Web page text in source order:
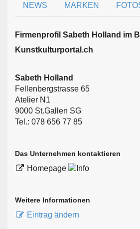
NEWS MARKEN
Firmen­profil Sabeth Holland im
Kunstkulturportal.ch
Sabeth Holland
Fellenbergstrasse 65
Atelier N1
9000 St.Gallen SG
Tel.: 078 656 77 85
Das Unternehmen kontaktieren
Homepage
Weitere Informationen
Eintrag ändern